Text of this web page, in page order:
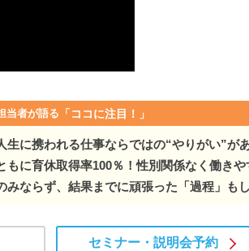
当者が語る 「ココに注目！」
生に携われる仕事ならではの“やりがい”が
もに育休取得率100％！性別関係なく働き
みならず、結果までに頑張った「過程」も
セミナー・ 説明会予約